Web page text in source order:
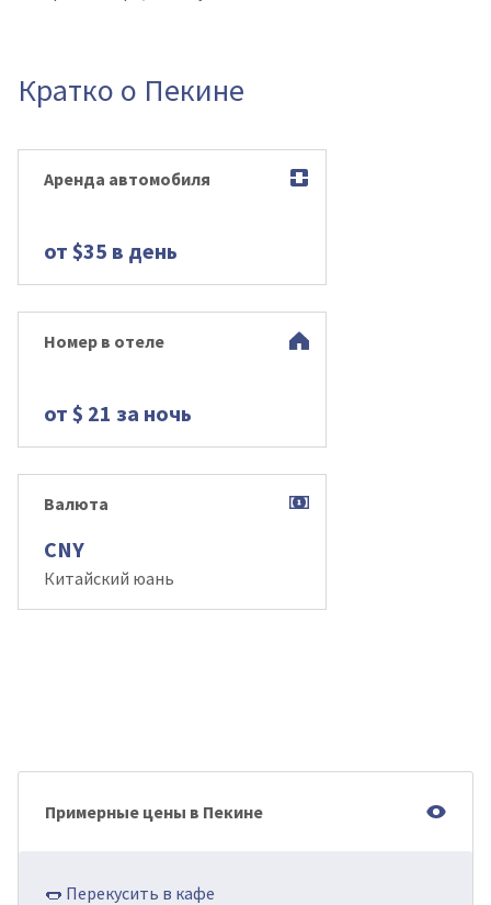
Кратко о Пекине
Аренда автомобиля
от $35 в день
Номер в отеле
от $ 21 за ночь
Валюта
CNY
Китайский юань
Примерные цены в Пекине
🌭 Перекусить в кафе